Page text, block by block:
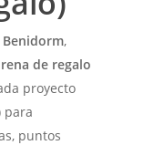
,
de regalo
proyecto
para
puntos